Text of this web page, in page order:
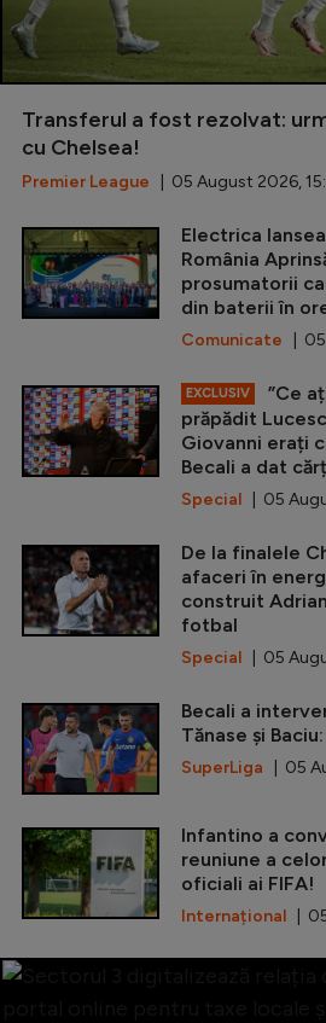
Transferul a fost rezolvat:
cu Chelsea!
Premier League | 05 August 2026,
Electrica
România
prosumatorii
din baterii în
Comunicate | 05
EXCLUSIV
”Ce
prăpădit
Giovanni erați
Becali a dat
Special | 05
De la finalele
afaceri în
construit
fotbal
Special | 05
Becali a
Tănase și
SuperLiga | 05
Infantino a
reuniune a
oficiali ai FIFA!
Internațional |